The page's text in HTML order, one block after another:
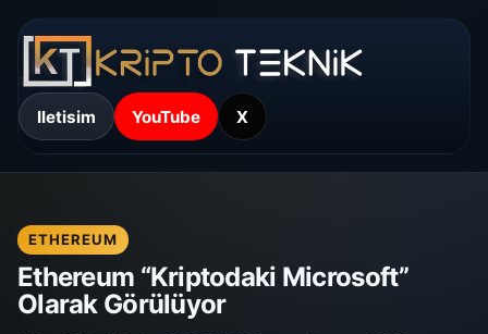
Iletisim YouTube X
ETHEREUM
Ethereum “Kriptodaki Microsoft”
Olarak Görülüyor